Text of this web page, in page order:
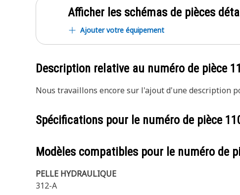
Afficher les schémas de pièces
Ajouter votre équipement
Description relative au numéro de pièce
Nous travaillons encore sur l'ajout d'une description
Spécifications pour le numéro de pièce
Modèles compatibles pour le numéro de
PELLE HYDRAULIQUE
312-A